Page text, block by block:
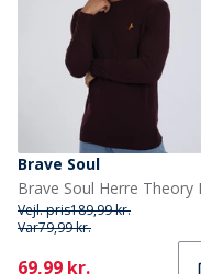
Brave Soul
Vejl. pris189,99 kr.
Var79,99 kr.
Current
69,99 kr.